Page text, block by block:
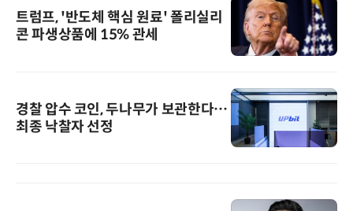
트럼프, '반도체 핵심 원료' 폴리실리
콘 파생상품에 15% 관세
경찰 압수 코인, 두나무가 보관한다…
최종 낙찰자 선정